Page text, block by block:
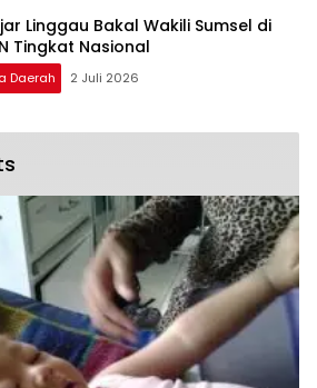
Linggau Bakal Wakili Sumsel di
Tingkat Nasional
Daerah 2 Juli 2026